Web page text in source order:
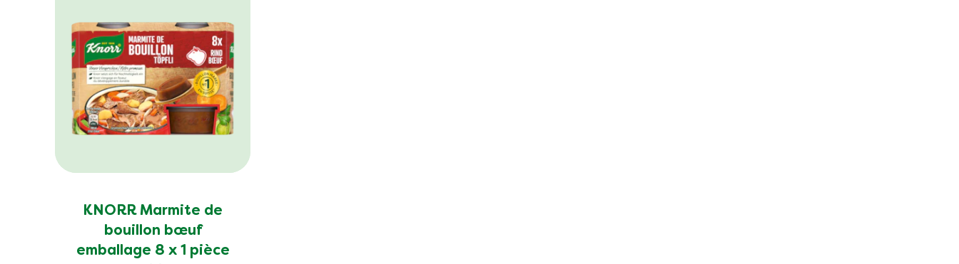
KNORR Marmite de
bouillon bœuf
emballage 8 x 1 pièce